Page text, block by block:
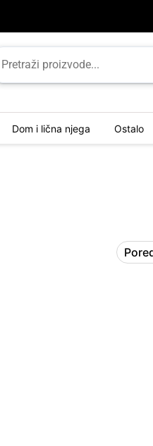
Dom i lična njega Ostalo